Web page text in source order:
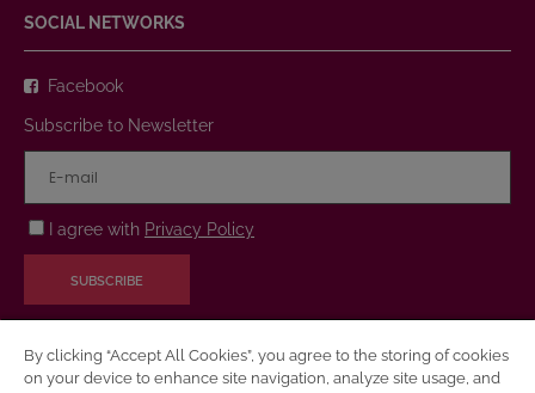
SOCIAL NETWORKS
Facebook
Subscribe to Newsletter
I agree with Privacy Policy
SUBSCRIBE
By clicking “Accept All Cookies”, you agree to the storing of cookies
on your device to enhance site navigation, analyze site usage, and